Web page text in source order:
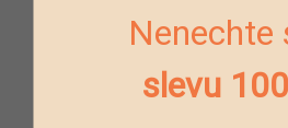
⭐ Ověřeno bezlepkáři
nakupují bez lepku stejně
Nenechte
slevu